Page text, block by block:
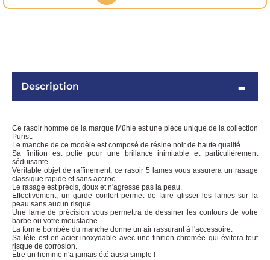
Description
Ce rasoir homme de la marque Mühle est une pièce unique de la collection
Purist.
Le manche de ce modèle est composé de résine noir de haute qualité.
Sa finition est polie pour une brillance inimitable et particulièrement
séduisante.
Véritable objet de raffinement, ce rasoir 5 lames vous assurera un rasage
classique rapide et sans accroc.
Le rasage est précis, doux et n'agresse pas la peau.
Effectivement, un garde confort permet de faire glisser les lames sur la
peau sans aucun risque.
Une lame de précision vous permettra de dessiner les contours de votre
barbe ou votre moustache.
La forme bombée du manche donne un air rassurant à l'accessoire.
Sa tête est en acier inoxydable avec une finition chromée qui évitera tout
risque de corrosion.
Être un homme n'a jamais été aussi simple !